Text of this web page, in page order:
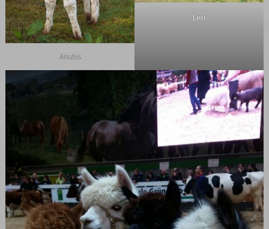
Anubis
Lexi